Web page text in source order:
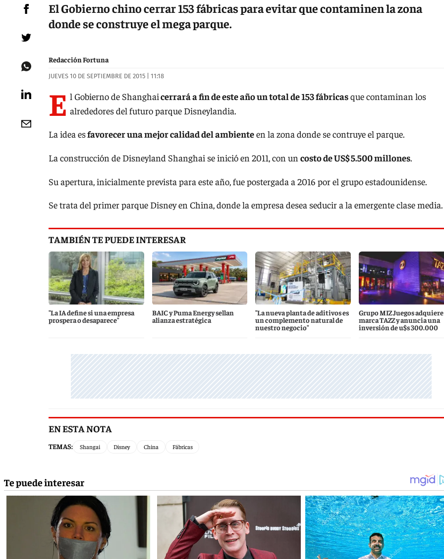
El Gobierno chino cerrar 153 fábricas para evitar que contaminen la zona
donde se construye el mega parque.
Redacción Fortuna
JUEVES 10 DE SEPTIEMBRE DE 2015 | 11:18
E l Gobierno de Shanghaicerrará a fin de este año un total de 153 fábricasque contaminan los
alrededores del futuro parque Disneylandia.
La idea esfavorecer una mejor calidad del ambienteen la zona donde se contruye el parque.
La construcción de Disneyland Shanghai se inició en 2011, con un costo de US$ 5.500 millones.
Su apertura, inicialmente prevista para este año, fue postergada a 2016 por el grupo estadounidense.
Se trata del primer parque Disney en China, donde la empresa desea seducir a la emergente clase media.
TAMBIÉN TE PUEDE INTERESAR
"La IA define si una empresa
prospera o desaparece"
BAIC y Puma Energy sellan
alianza estratégica
"La nueva planta de aditivos es
un complemento natural de
nuestro negocio"
Grupo MIZ Juegos
marca TAZZ y anuncia una
inversión de u$s 300.000
EN ESTA NOTA
TEMAS: Shangai Disney China Fábricas